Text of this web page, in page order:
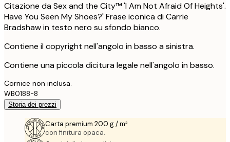
Citazione da Sex and the City™ 'I Am Not Afraid Of Heights'.
Have You Seen My Shoes?' Frase iconica di Carrie
Bradshaw in testo nero su sfondo bianco.
Contiene il copyright nell'angolo in basso a sinistra.
Contiene una piccola dicitura legale nell'angolo in basso.
Cornice non inclusa.
WB0188-8
Storia dei prezzi
Carta premium 200 g / m²
con finitura opaca.